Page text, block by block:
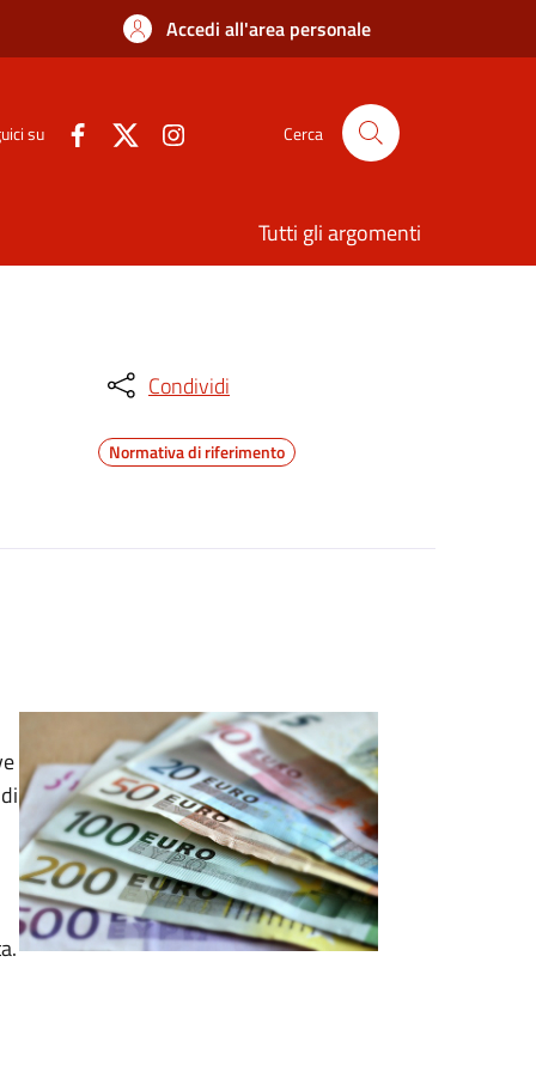
Accedi all'area personale
su Cerca
Tutti gli argomenti
Condividi
Normativa di riferimento